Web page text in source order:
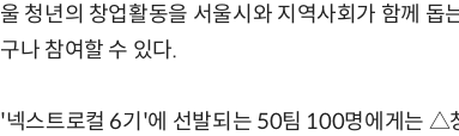
울 청년의 창업활동을 서울시와 지역사회가 함께
구나 참여할 수 있다.
'넥스트로컬 6기'에 선발되는 50팀 100명에게는 △